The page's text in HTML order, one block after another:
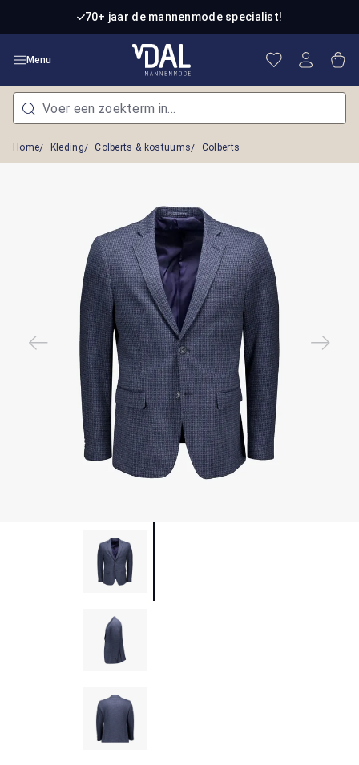
Ga naar de hoofdinhoud70+ jaar de mannenmode specialist!
Menu Je hebt 0
Home Kleding Colberts & kostuums Colberts